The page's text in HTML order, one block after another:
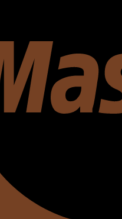
Coco Bio Nutrientes
Coco Bio Nutrientes